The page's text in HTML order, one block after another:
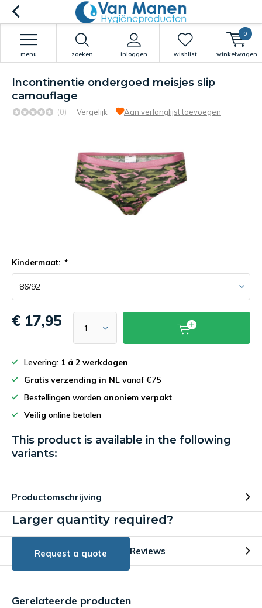
zoeken inloggen
menu wishlist winkelwagen
0
Incontinentie ondergoed meisjes slip
camouflage
(0) Vergelijk Aan verlanglijst toevoegen
Kindermaat: *
€ 17,95
Levering: 1 á 2 werkdagen
Gratis verzending in NL vanaf €75
Bestellingen worden anoniem verpakt
Veilig online betalen
This product is available in the following
variants:
Productomschrijving
Larger quantity required?
Request a quote Reviews
Gerelateerde producten